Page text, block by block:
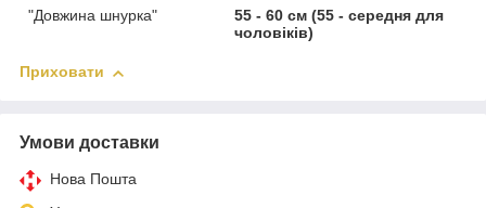
"Довжина шнурка"
55 - 60 см (55 - середня для
чоловіків)
Приховати
Умови доставки
Нова Пошта